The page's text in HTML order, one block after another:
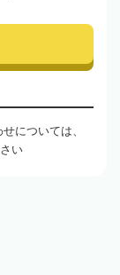
については、
い